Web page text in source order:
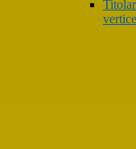
vertice